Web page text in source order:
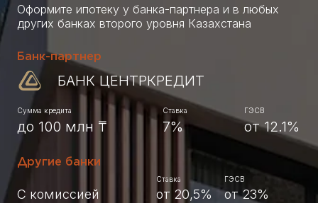
Оформите ипотеку у банка-партнера и в любых
других банках второго уровня Казахстана
Банк-партнер
БАНК ЦЕНТРКРЕДИТ
Сумма кредита
до 100 млн ₸
Ставка
7%
ГЭСВ
от 12.1%
Другие банки
С комиссией
Ставка
от 20,5%
ГЭСВ
от 23%